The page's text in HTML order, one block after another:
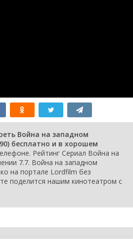
Война на западном
бесплатно и в хорошем
Рейтинг Сериал Война на
7.7. Война на западном
на портале Lordfilm без
поделится нашим кинотеатром с